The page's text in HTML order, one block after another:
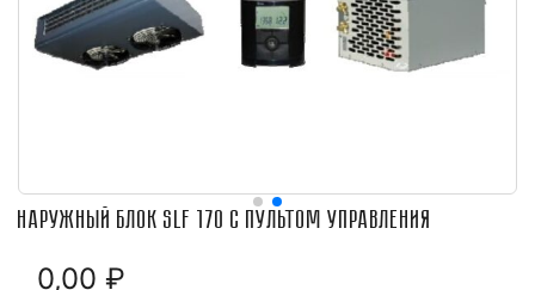
Наружный блок SLF 170 с пультом управления
0,00 ₽